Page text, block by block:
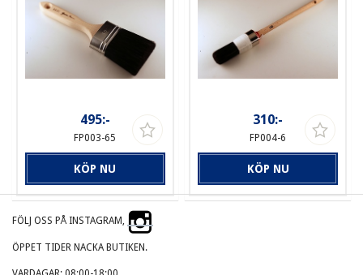
495:-
FP003-65
KÖP NU
310:-
FP004-6
KÖP NU
FÖLJ OSS PÅ INSTAGRAM,
ÖPPET TIDER NACKA BUTIKEN.